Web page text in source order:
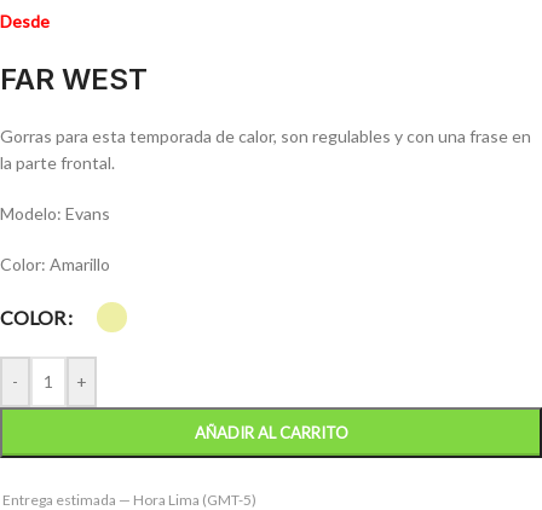
Desde
FAR WEST
Gorras para esta temporada de calor, son regulables y con una frase en
la parte frontal.
Modelo: Evans
Color: Amarillo
COLOR
- +
AÑADIR AL CARRITO
Entrega estimada — Hora Lima (GMT-5)